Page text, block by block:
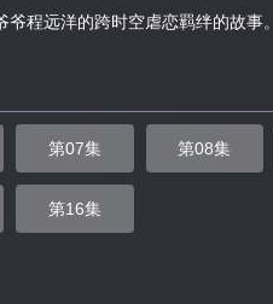
程远洋的跨时空虐恋羁绊的故事。
第07集 第08集
第16集